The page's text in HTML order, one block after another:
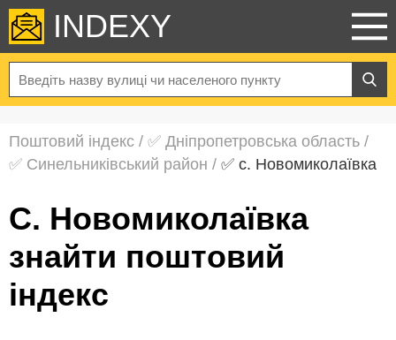
INDEXY
Поштовий індекс / ✅ Дніпропетровська область /
✅ Синельниківський район / ✅ с. Новомиколаївка
с. Новомиколаївка
знайти поштовий
індекс